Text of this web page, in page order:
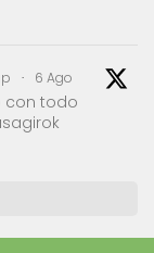
· 6 Ago
con todo